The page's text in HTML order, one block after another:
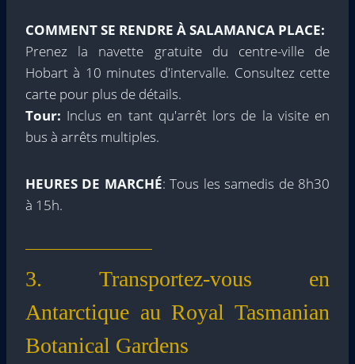
COMMENT SE RENDRE À SALAMANCA PLACE:
Prenez la navette gratuite du centre-ville de
Hobart à 10 minutes d'intervalle. Consultez cette
carte pour plus de détails.
Tour: Inclus en tant qu'arrêt lors de la visite en
bus à arrêts multiples.
HEURES DE MARCHÉ: Tous les samedis de 8h30
à 15h.
3. Transportez-vous en
Antarctique au Royal Tasmanian
Botanical Gardens